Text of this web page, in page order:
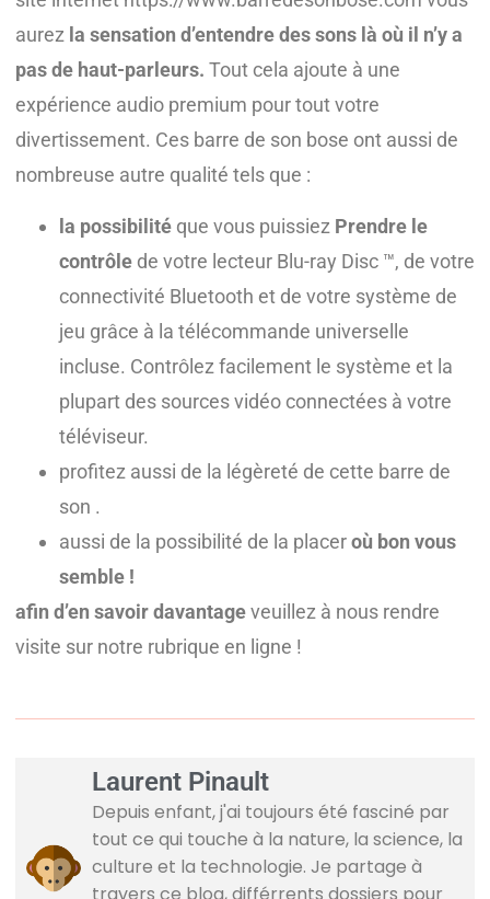
aurez la sensation d’entendre des sons là où il n’y a
pas de haut-parleurs. Tout cela ajoute à une
expérience audio premium pour tout votre
divertissement. Ces barre de son bose ont aussi de
nombreuse autre qualité tels que :
la possibilité que vous puissiez Prendre le
contrôle de votre lecteur Blu-ray Disc ™, de votre
connectivité Bluetooth et de votre système de
jeu grâce à la télécommande universelle
incluse. Contrôlez facilement le système et la
plupart des sources vidéo connectées à votre
téléviseur.
profitez aussi de la légèreté de cette barre de
son .
aussi de la possibilité de la placeroù bon vous
semble !
afin d’en savoir davantageveuillez à nous rendre
visite sur notre rubrique en ligne !
Laurent Pinault
Depuis enfant, j'ai toujours été fasciné par
tout ce qui touche à la nature, la science, la
culture et la technologie. Je partage à